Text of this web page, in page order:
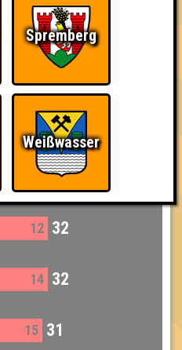
16 33
33
14 33
15 33
12 32
14 32
15 31
Spremberg
Weißwasser